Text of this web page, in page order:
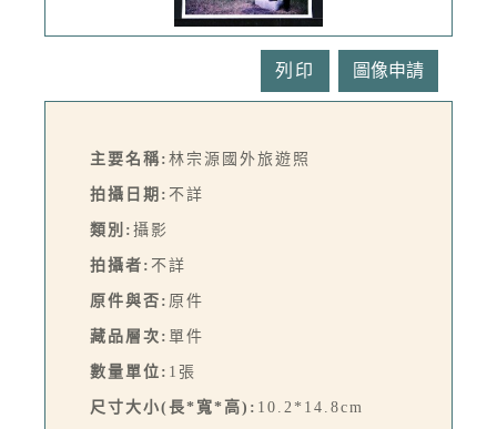
列印
主要名稱: 林宗源國外旅遊照
拍攝日期: 不詳
類別: 攝影
拍攝者: 不詳
原件與否: 原件
藏品層次: 單件
數量單位: 1張
尺寸大小(長*寬*高): 10.2*14.8cm